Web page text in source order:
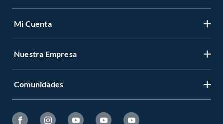
Mi Cuenta
Nuestra Empresa
Comunidades